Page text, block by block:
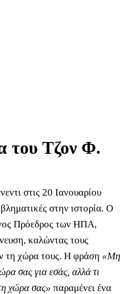
του Τζον Φ.
στις 20 Ιανουαρίου
στην ιστορία. Ο
Πρόεδρος των ΗΠΑ,
καλώντας τους
τη χώρα τους. Η φράση «Μη
σας για εσάς, αλλά τι
χώρα σας» παραμένει ένα